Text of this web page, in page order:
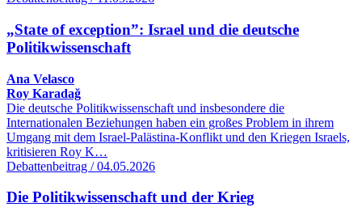
„State of exception”: Israel und die deutsche
Politikwissenschaft
Ana Velasco
Roy Karadağ
Die deutsche Politikwissenschaft und insbesondere die
Internationalen Beziehungen haben ein großes Problem in ihrem
Umgang mit dem Israel-Palästina-Konflikt und den Kriegen Israels,
kritisieren Roy K…
Debattenbeitrag / 04.05.2026
Die Politikwissenschaft und der Krieg